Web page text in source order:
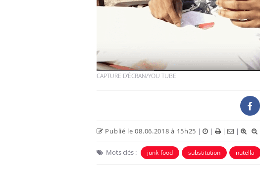
CAPTURE D'ÉCRAN/YOU TUBE
Publié le 08.06.2018 à 15h25 | | | |
Mots clés : junk-food substitution nutella
Fortes chaleurs :
pourquoi le risque de